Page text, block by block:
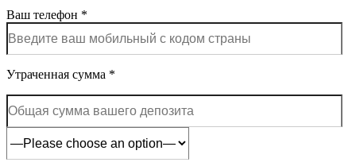
Ваш телефон *
Утраченная сумма *